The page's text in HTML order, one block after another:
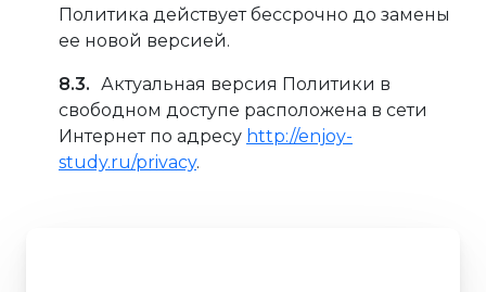
Политика действует бессрочно до замены
ее новой версией.
Актуальная версия Политики в
свободном доступе расположена в сети
Интернет по адресу http://enjoy-
study.ru/privacy.